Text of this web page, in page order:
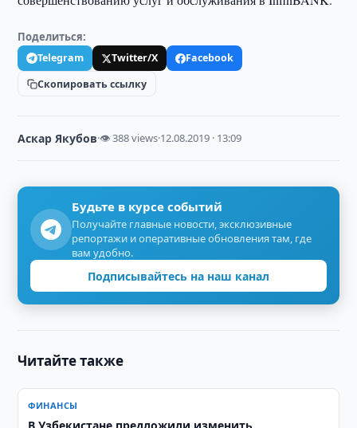
Поделиться:
Telegram Twitter/X
Facebook
Скопировать ссылку
Аскар Якубов·👁 388 views·12.08.2019 · 13:09
Будьте в курсе событий
Получайте главные новости, эксклюзивные
репортажи и оперативные обновления там, где
вам удобно.
Подписывайтесь на наш канал
Читайте также
ФИНАНСЫ